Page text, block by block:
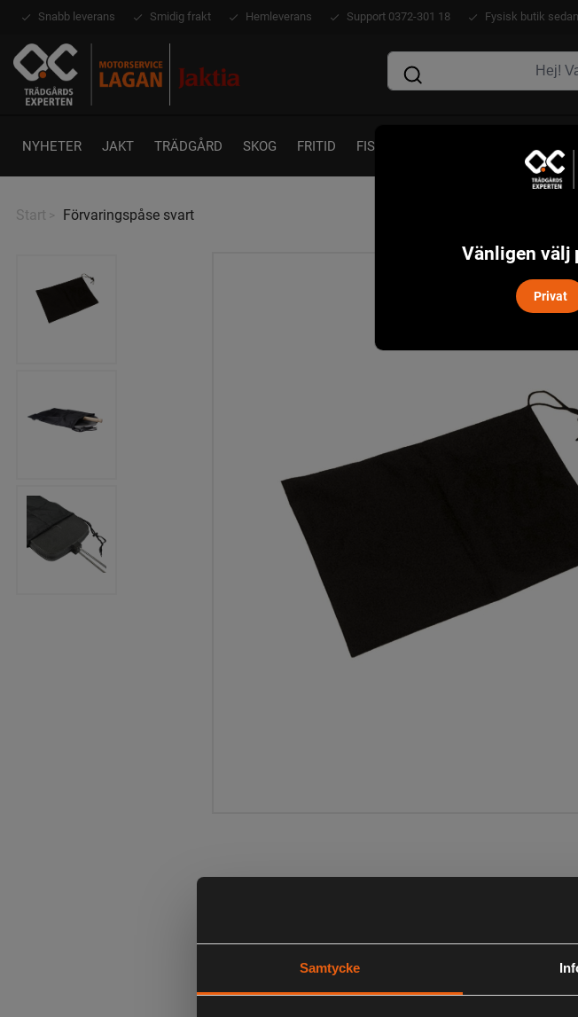
Samtycke
Snabb leverans Smidig frakt Hemleverans Support 0372-301 18 Fysisk butik
NYHETER JAKT TRÄDGÅRD SKOG FRITID FISKE
Start > Förvaringspåse svart
Vänligen välj
Privat